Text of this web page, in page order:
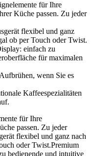
für Ihre
Küche passen. Zu jeder
flexibel und ganz
ob per Touch oder Twist.
einfach zu
für maximalen
wenn Sie es
Kaffeespezialitäten
für Ihre
passen. Zu jeder
flexibel und ganz nach
oder Twist.Premium
bedienende und intuitive